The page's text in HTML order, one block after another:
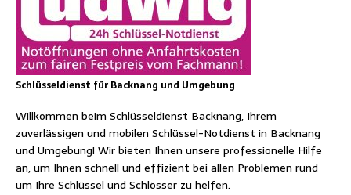
Schlüsseldienst für Backnang und Umgebung
Willkommen beim Schlüsseldienst Backnang, Ihrem
zuverlässigen und mobilen Schlüssel-Notdienst in Backnang
und Umgebung! Wir bieten Ihnen unsere professionelle Hilfe
an, um Ihnen schnell und effizient bei allen Problemen rund
um Ihre Schlüssel und Schlösser zu helfen.